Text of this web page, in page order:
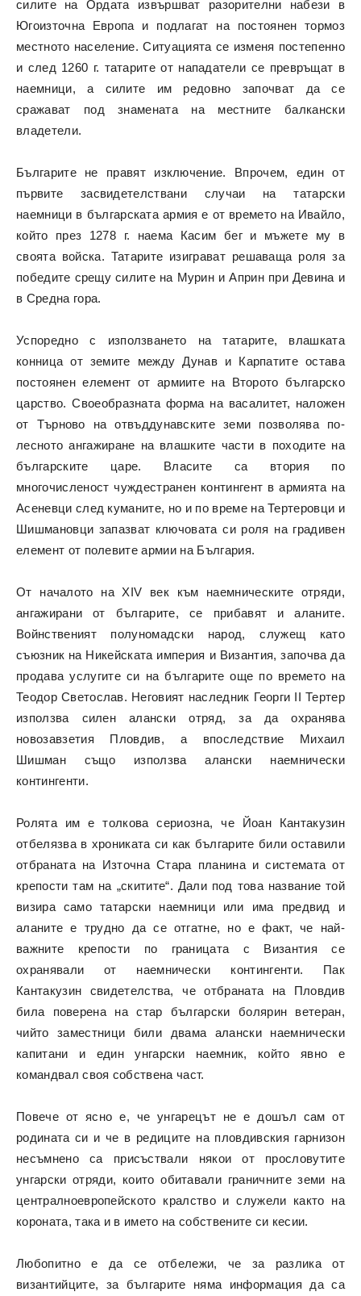
силите на Ордата извършват разорителни набези в
Югоизточна Европа и подлагат на постоянен тормоз
местното население. Ситуацията се изменя постепенно
и след 1260 г. татарите от нападатели се превръщат в
наемници, а силите им редовно започват да се
сражават под знамената на местните балкански
владетели.
Българите не правят изключение. Впрочем, един от
първите засвидетелствани случаи на татарски
наемници в българската армия е от времето на Ивайло,
който през 1278 г. наема Касим бег и мъжете му в
своята войска. Татарите изиграват решаваща роля за
победите срещу силите на Мурин и Априн при Девина и
в Средна гора.
Успоредно с използването на татарите, влашката
конница от земите между Дунав и Карпатите остава
постоянен елемент от армиите на Второто българско
царство. Своеобразната форма на васалитет, наложен
от Търново на отвъддунавските земи позволява по-
лесното ангажиране на влашките части в походите на
българските царе. Власите са втория по
многочисленост чуждестранен контингент в армията на
Асеневци след куманите, но и по време на Тертеровци и
Шишмановци запазват ключовата си роля на градивен
елемент от полевите армии на България.
От началото на XIV век към наемническите отряди,
ангажирани от българите, се прибавят и аланите.
Войнственият полуномадски народ, служещ като
съюзник на Никейската империя и Византия, започва да
продава услугите си на българите още по времето на
Теодор Светослав. Неговият наследник Георги II Тертер
използва силен алански отряд, за да охранява
новозавзетия Пловдив, а впоследствие Михаил
Шишман също използва алански наемнически
контингенти.
Ролята им е толкова сериозна, че Йоан Кантакузин
отбелязва в хрониката си как българите били оставили
отбраната на Източна Стара планина и системата от
крепости там на „скитите“. Дали под това название той
визира само татарски наемници или има предвид и
аланите е трудно да се отгатне, но е факт, че най-
важните крепости по границата с Византия се
охранявали от наемнически контингенти. Пак
Кантакузин свидетелства, че отбраната на Пловдив
била поверена на стар български болярин ветеран,
чийто заместници били двама алански наемнически
капитани и един унгарски наемник, който явно е
командвал своя собствена част.
Повече от ясно е, че унгарецът не е дошъл сам от
родината си и че в редиците на пловдивския гарнизон
несъмнено са присъствали някои от прословутите
унгарски отряди, които обитавали граничните земи на
централноевропейското кралство и служели както на
короната, така и в името на собствените си кесии.
Любопитно е да се отбележи, че за разлика от
византийците, за българите няма информация да са